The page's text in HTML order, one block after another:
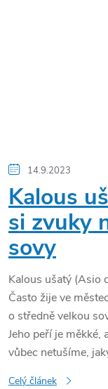
14.9.2023
Kalous
si zvuky
sovy
Kalous ušatý (Asio
Často žije ve
o středně velkou
Jeho peří je měkké,
vůbec netušíme,
Celý článek